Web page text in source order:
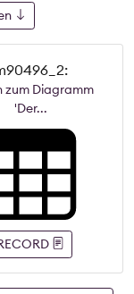
zum Diagramm
'Der...